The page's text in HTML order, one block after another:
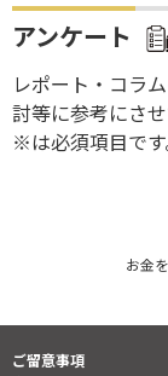
アンケート
レポート・コラ
討等に参考にさせ
※は必須項目です
お金
ご留意事項